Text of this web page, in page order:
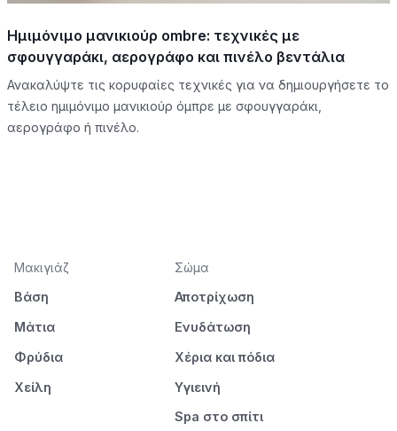
Ημιμόνιμο μανικιούρ ombre: τεχνικές με
σφουγγαράκι, αερογράφο και πινέλο βεντάλια
Ανακαλύψτε τις κορυφαίες τεχνικές για να δημιουργήσετε το
τέλειο ημιμόνιμο μανικιούρ όμπρε με σφουγγαράκι,
αερογράφο ή πινέλο.
Μακιγιάζ
Βάση
Μάτια
Φρύδια
Χείλη
Σώμα
Αποτρίχωση
Ενυδάτωση
Χέρια και πόδια
Υγιεινή
Spa στο σπίτι